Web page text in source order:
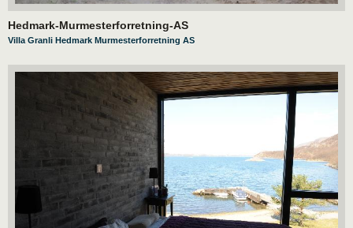
Hedmark-Murmesterforretning-AS
Villa Granli Hedmark Murmesterforretning AS